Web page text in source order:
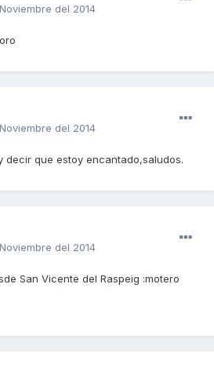
del 2014
del 2014
decir que estoy encantado,saludos.
del 2014
San Vicente del Raspeig :motero